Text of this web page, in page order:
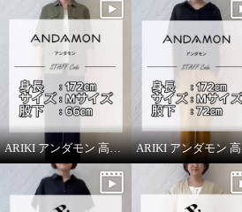
ARIKI アンダモン 高身長スタッフがはいてみました！